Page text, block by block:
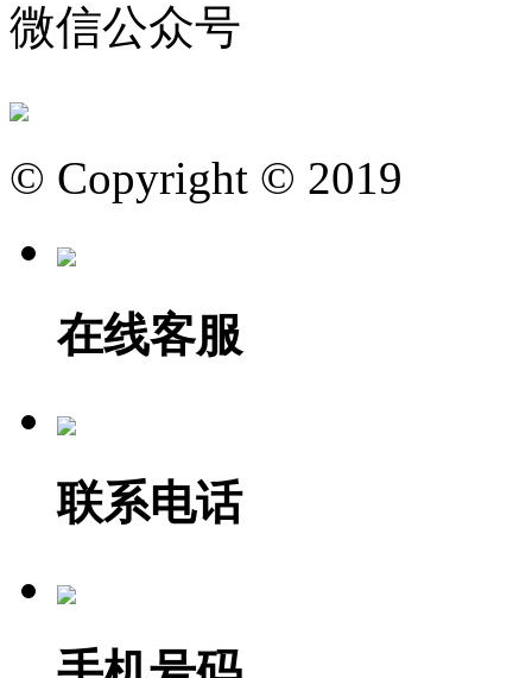
微信公众号
© Copyright © 2019
在线客服
联系电话